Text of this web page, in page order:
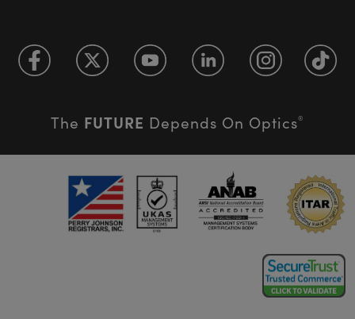
The FUTURE Depends On Optics®